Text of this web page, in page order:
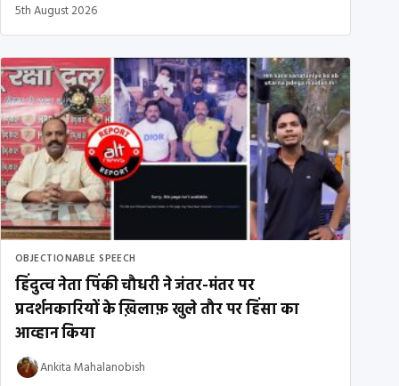
5th August 2026
OBJECTIONABLE SPEECH
हिंदुत्व नेता पिंकी चौधरी ने जंतर-मंतर पर
प्रदर्शनकारियों के ख़िलाफ़ खुले तौर पर हिंसा का
आव्हान किया
Ankita Mahalanobish